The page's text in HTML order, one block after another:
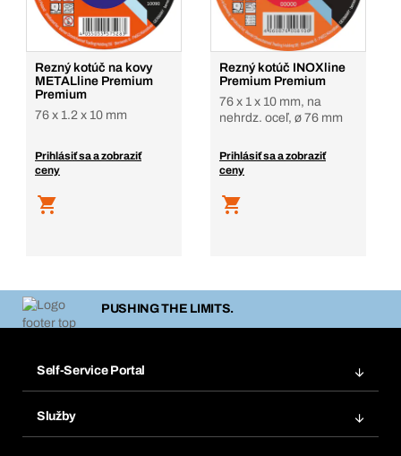
Rezný kotúč na kovy
METALline Premium
Premium
76 x 1.2 x 10 mm
Prihlásiť sa a zobraziť
ceny
Rezný kotúč INOXline
Premium Premium
76 x 1 x 10 mm, na
nehrdz. oceľ, ø 76 mm
Prihlásiť sa a zobraziť
ceny
PUSHING THE LIMITS.
Self-Service Portal
Služby